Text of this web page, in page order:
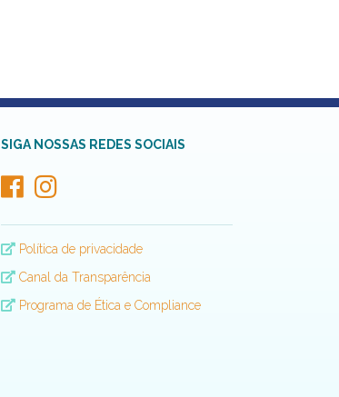
SIGA NOSSAS REDES SOCIAIS
Política de privacidade
Canal da Transparência
Programa de Ética e Compliance